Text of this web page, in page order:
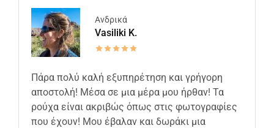
Ανδρικά
Vasiliki K.
Πάρα πολύ καλή εξυπηρέτηση και γρήγορη
αποστολή! Μέσα σε μια μέρα μου ήρθαν! Τα
ρούχα είναι ακριβώς όπως στις φωτογραφίες
που έχουν! Μου έβαλαν και δωράκι μια